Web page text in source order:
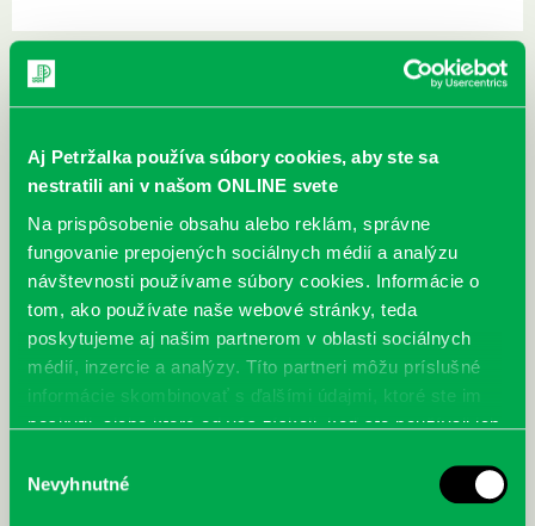
Aj Petržalka používa súbory cookies, aby ste sa
nestratili ani v našom ONLINE svete
Na prispôsobenie obsahu alebo reklám, správne
fungovanie prepojených sociálnych médií a analýzu
návštevnosti používame súbory cookies. Informácie o
tom, ako používate naše webové stránky, teda
poskytujeme aj našim partnerom v oblasti sociálnych
médií, inzercie a analýzy. Títo partneri môžu príslušné
informácie skombinovať s ďalšími údajmi, ktoré ste im
poskytli, alebo ktoré od vás získali, keď ste používali ich
súhlasu
Nevyhnutné